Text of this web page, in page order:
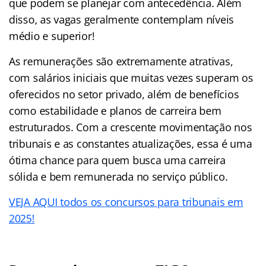
que podem se planejar com antecedência. Além
disso, as vagas geralmente contemplam níveis
médio e superior!
As remunerações são extremamente atrativas,
com salários iniciais que muitas vezes superam os
oferecidos no setor privado, além de benefícios
como estabilidade e planos de carreira bem
estruturados. Com a crescente movimentação nos
tribunais e as constantes atualizações, essa é uma
ótima chance para quem busca uma carreira
sólida e bem remunerada no serviço público.
VEJA AQUI todos os concursos para tribunais em
2025!